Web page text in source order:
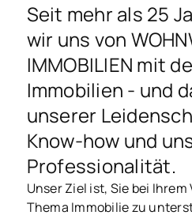
Seit mehr als 25
wir uns von
IMMOBILIEN mit
Immobilien - und
unserer
Know-how und
Professionalität.
Unser Ziel ist, Sie bei
Thema Immobilie zu